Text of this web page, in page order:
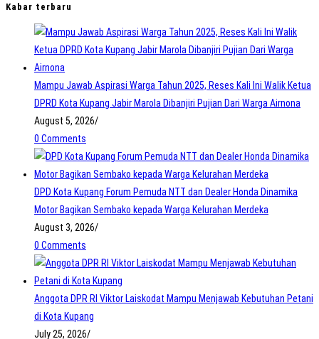
Kabar terbaru
Mampu Jawab Aspirasi Warga Tahun 2025, Reses Kali Ini Walik Ketua
DPRD Kota Kupang Jabir Marola Dibanjiri Pujian Dari Warga Airnona
August 5, 2026/
0 Comments
DPD Kota Kupang Forum Pemuda NTT dan Dealer Honda Dinamika
Motor Bagikan Sembako kepada Warga Kelurahan Merdeka
August 3, 2026/
0 Comments
Anggota DPR RI Viktor Laiskodat Mampu Menjawab Kebutuhan Petani
di Kota Kupang
July 25, 2026/